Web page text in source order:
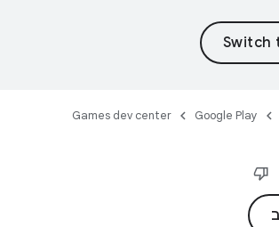
Google Play
Games dev center